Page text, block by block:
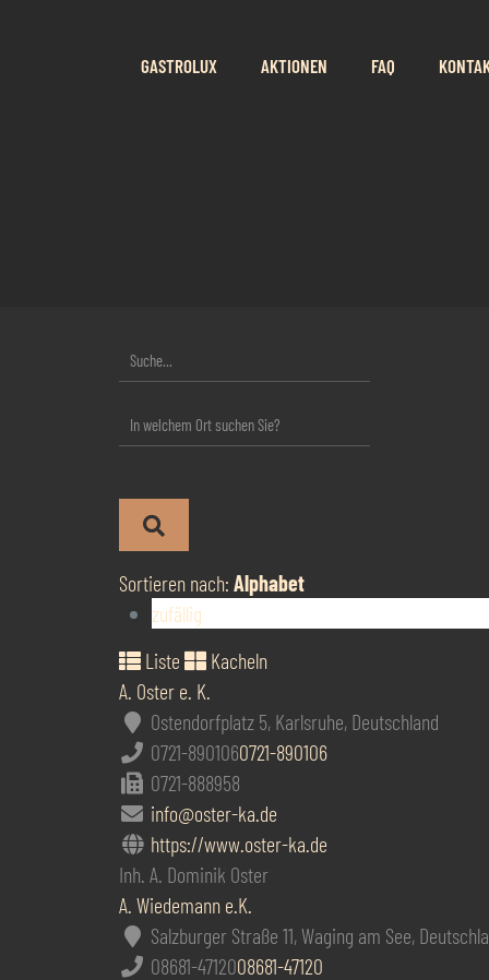
GASTROLUX AKTIONEN FAQ
Sortieren nach: Alphabet
zufällig
Liste
Kacheln
A. Oster e. K.
Ostendorfplatz 5, Karlsruhe, Deutschland
0721-8901060721-890106
0721-888958
info@oster-ka.de
https://www.oster-ka.de
Inh. A. Dominik Oster
A. Wiedemann e.K.
Salzburger Straße 11, Waging am See,
08681-4712008681-47120